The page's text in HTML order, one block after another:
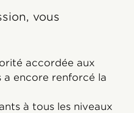
vous
accordée aux
a encore renforcé la
à tous les niveaux